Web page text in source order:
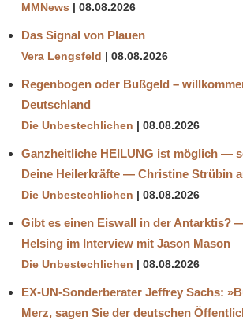
MMNews 08.08.2026
Das Signal von Plauen
Vera Lengsfeld 08.08.2026
Regenbogen oder Bußgeld –
Deutschland
Die Unbestechlichen 08.08.2026
Ganzheitliche HEILUNG ist möglich —
Deine Heilerkräfte — Christine Strübin
Die Unbestechlichen 08.08.2026
Gibt es einen Eiswall in der Antarktis?
Helsing im Interview mit Jason Mason
Die Unbestechlichen 08.08.2026
EX-UN-Sonderberater Jeffrey Sachs:
Merz, sagen Sie der deutschen